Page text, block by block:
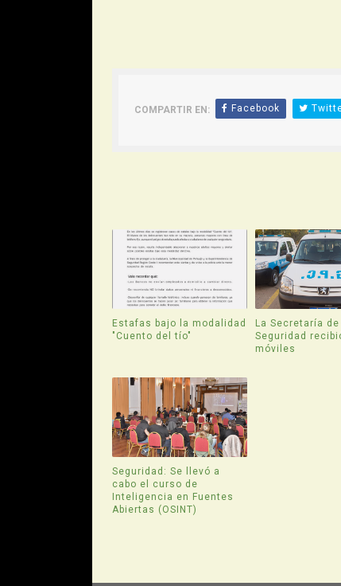
COMPARTIR EN: Facebook
Estafas bajo la modalidad
"Cuento del tío"
La Secretaría de
Seguridad
móviles
Seguridad: Se llevó a
cabo el curso de
Inteligencia en Fuentes
Abiertas (OSINT)